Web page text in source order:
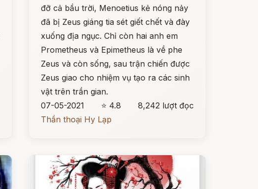
đỡ cả bầu trời, Menoetius kẻ nóng nảy
đã bị Zeus giáng tia sét giết chết và đày
xuống địa ngục. Chỉ còn hai anh em
Prometheus và Epimetheus là về phe
Zeus và còn sống, sau trận chiến được
Zeus giao cho nhiệm vụ tạo ra các sinh
vật trên trần gian.
07-05-2021
⭐ 4.8
8,242 lượt đọc
Thần thoại Hy Lạp